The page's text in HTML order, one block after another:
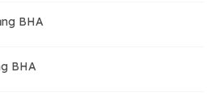
mụn, làm mờ vết thâm
BHA
BHA